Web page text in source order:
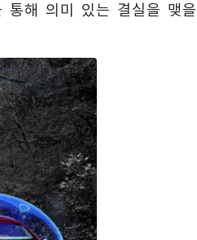
통해 의미 있는 결실을 맺